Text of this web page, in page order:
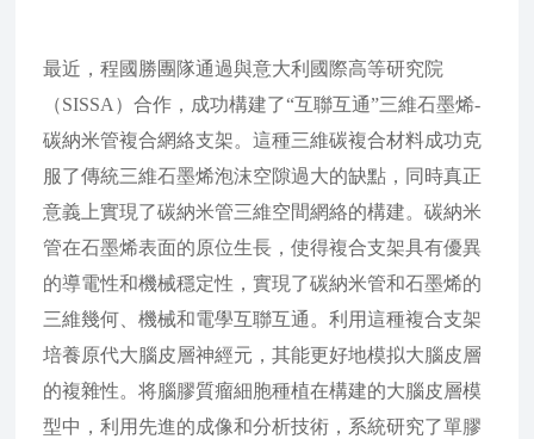
最近，程國勝團隊通過與意大利國際高等研究院
（SISSA）合作，成功構建了“互聯互通”三維石墨烯-
碳納米管複合網絡支架。這種三維碳複合材料成功克
服了傳統三維石墨烯泡沫空隙過大的缺點，同時真正
意義上實現了碳納米管三維空間網絡的構建。碳納米
管在石墨烯表面的原位生長，使得複合支架具有優異
的導電性和機械穩定性，實現了碳納米管和石墨烯的
三維幾何、機械和電學互聯互通。利用這種複合支架
培養原代大腦皮層神經元，其能更好地模拟大腦皮層
的複雜性。将腦膠質瘤細胞種植在構建的大腦皮層模
型中，利用先進的成像和分析技術，系統研究了單膠